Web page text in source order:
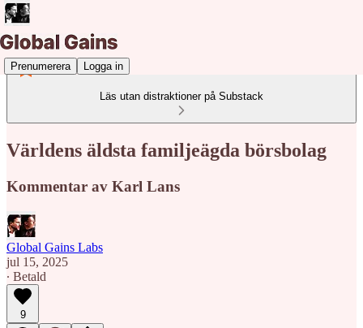
Prenumerera Logga in
Läs utan distraktioner på Substack
Världens äldsta familjeägda börsbolag
Kommentar av Karl Lans
Global Gains Labs
jul 15, 2025
∙ Betald
9